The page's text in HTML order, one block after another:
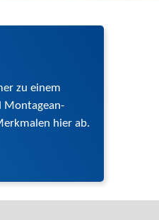
zu einem
Montage­­an­
hier ab.